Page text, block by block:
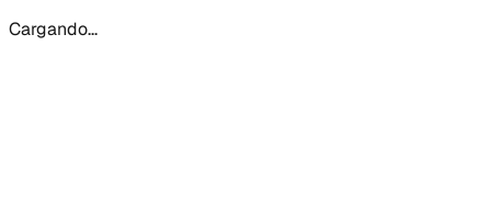
Cargando...